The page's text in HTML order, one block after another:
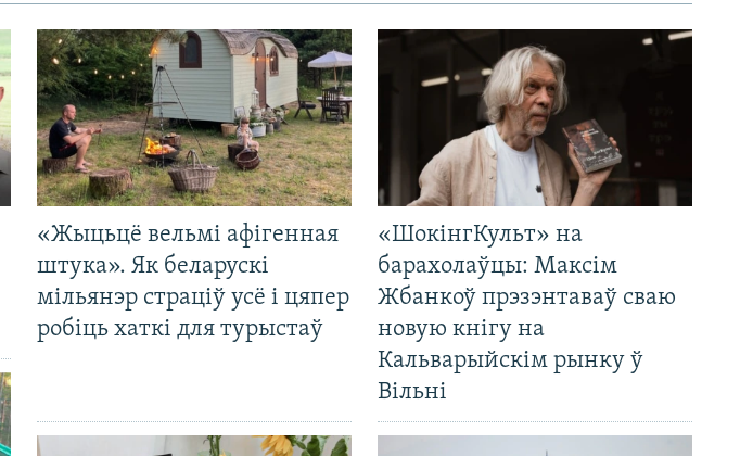
«Жыцьцё вельмі афігенная
штука». Як беларускі
мільянэр страціў усё і цяпер
робіць хаткі для турыстаў
«ШокінгКульт» на
барахолаўцы: Максім
Жбанкоў прэзэнтаваў сваю
новую кнігу на
Кальварыйскім рынку ў
Вільні